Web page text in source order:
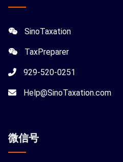
SinoTaxation
TaxPreparer
929-520-0251
Help@SinoTaxation.com
微信号